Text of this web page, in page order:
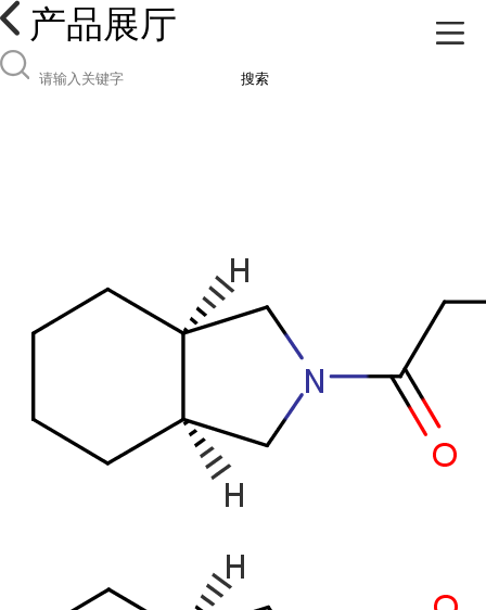
产品展厅
搜索